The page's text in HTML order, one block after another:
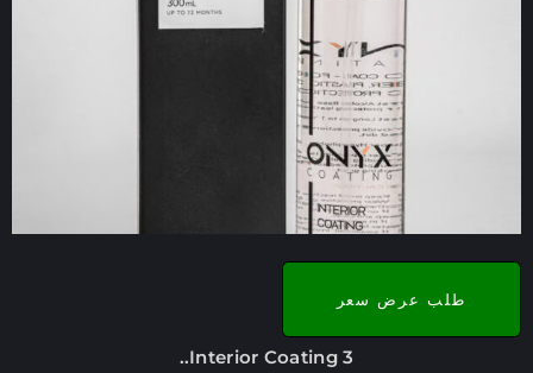
طلب عرض سعر
Interior Coating 3..